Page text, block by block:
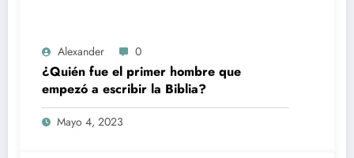
Alexander 0
¿Quién fue el primer hombre que
empezó a escribir la Biblia?
Mayo 4, 2023